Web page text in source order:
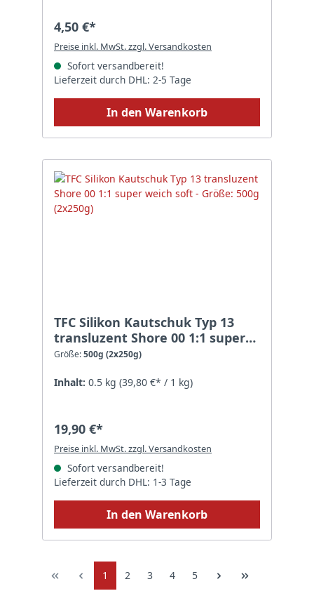
4,50 €*
Preise inkl. MwSt. zzgl. Versandkosten
Sofort versandbereit!
Lieferzeit durch DHL: 2-5 Tage
In den Warenkorb
TFC Silikon Kautschuk Typ 13
transluzent Shore 00 1:1 super
weich soft - Größe: 500g (2x250g)
Größe:500g (2x250g)
Inhalt: 0.5 kg (39,80 €* / 1 kg)
19,90 €*
Preise inkl. MwSt. zzgl. Versandkosten
Sofort versandbereit!
Lieferzeit durch DHL: 1-3 Tage
In den Warenkorb
1 2 3 4 5